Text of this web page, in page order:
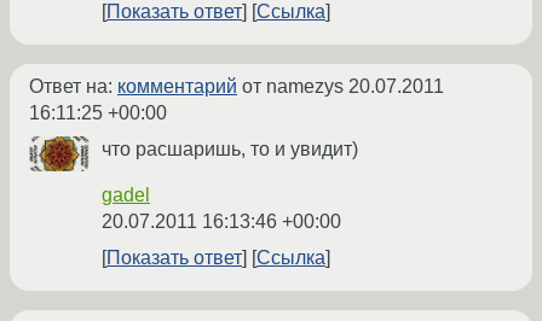
Показать ответ Ссылка
Ответ на: комментарий от namezys 20.07.2011
16:11:25 +00:00
что расшаришь, то и увидит)
gadel
20.07.2011 16:13:46 +00:00
Показать ответ
Ссылка